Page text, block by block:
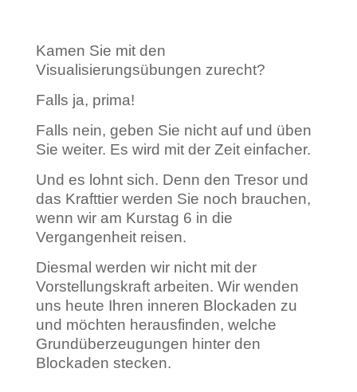
Kamen Sie mit den
Visualisierungsübungen zurecht?
Falls ja, prima!
Falls nein, geben Sie nicht auf und üben
Sie weiter. Es wird mit der Zeit einfacher.
Und es lohnt sich. Denn den Tresor und
das Krafttier werden Sie noch brauchen,
wenn wir am Kurstag 6 in die
Vergangenheit reisen.
Diesmal werden wir nicht mit der
Vorstellungskraft arbeiten. Wir wenden
uns heute Ihren inneren Blockaden zu
und möchten herausfinden, welche
Grundüberzeugungen hinter den
Blockaden stecken.